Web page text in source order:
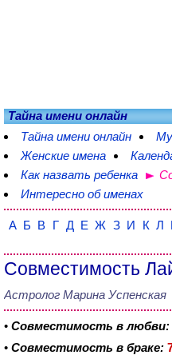
Тайна имени онлайн
Тайна имени онлайн
Женские имена
Как назвать ребенка
Интересно об именах
А Б В Г Д Е Ж З И К Л
Совместимость
Астролог Марина Успенская
• Совместимость в любви:
• Совместимость в браке: